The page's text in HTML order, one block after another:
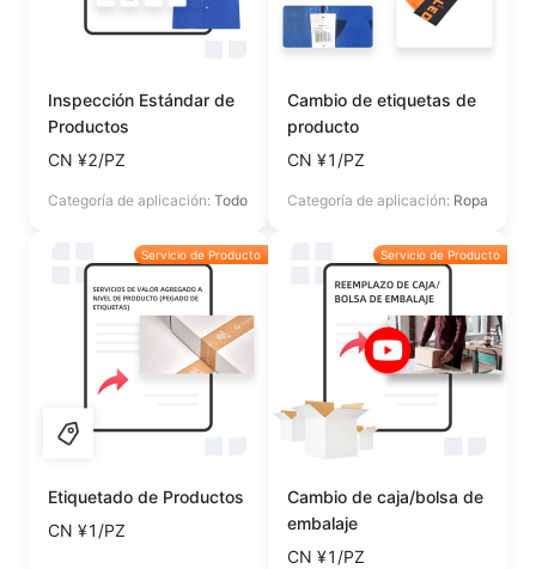
Inspección Estándar de
Productos
CN ¥2/PZ
Categoría de aplicación: Todo
Cambio de etiquetas de
producto
CN ¥1/PZ
Categoría de aplicación: Ropa
Servicio de Producto
Etiquetado de Productos
CN ¥1/PZ
Servicio de Producto
Cambio de caja/bolsa de
embalaje
CN ¥1/PZ